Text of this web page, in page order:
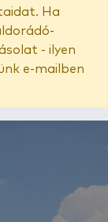
Ha
- ilyen
e-mailben